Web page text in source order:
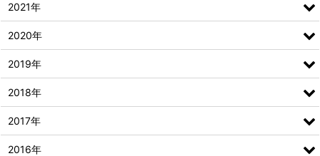
2021年
2020年
2019年
2018年
2017年
2016年